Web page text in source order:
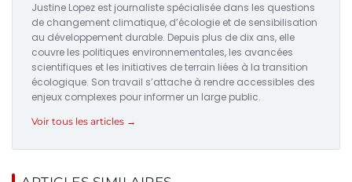
Justine Lopez est journaliste spécialisée dans les questions
de changement climatique, d’écologie et de sensibilisation
au développement durable. Depuis plus de dix ans, elle
couvre les politiques environnementales, les avancées
scientifiques et les initiatives de terrain liées à la transition
écologique. Son travail s’attache à rendre accessibles des
enjeux complexes pour informer un large public.
Voir tous les articles →